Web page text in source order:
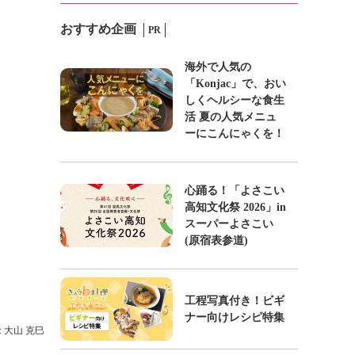
大山 克巳
おすすめ企画 PR
海外で人気の
「Konjac」で、おい
しくヘルシーな食生
活 夏の人気メニュ
ーにこんにゃくを！
心踊る！「よさこい
高知文化祭 2026」in
スーパーよさこい
(原宿表参道)
工程写真付き！ビギ
ナー向けレシピ特集